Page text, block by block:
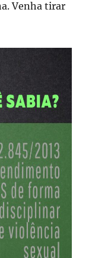
Venha tirar